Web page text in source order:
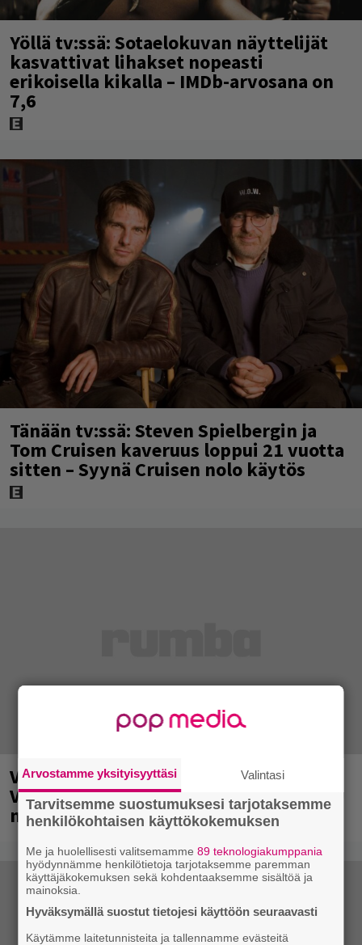
Yöllä tv:ssä: Sotaelokuvan näyttelijät
kasvattivat lihakset nopeasti
erikoisella kikalla – IMDb-arvosana on
7,6
Tänään tv:ssä: Steven Spielbergin ja
Tom Cruisen kaveruus loppui 21 vuotta
sitten – Syynä Cruisen nolo käytös
Valtava Yle 100 vuotta -tapahtuma
Veikkaus Arenalla syyskuussa – muista
myös metalliklassikot-konsertti
Arvostamme yksityisyyttäsi Valintasi
Tarvitsemme suostumuksesi tarjotaksemme
henkilökohtaisen käyttökokemuksen
Me ja huolellisesti valitsemamme89 teknologiakumppania
hyödynnämme henkilötietoja tarjotaksemme paremman
käyttäjäkokemuksen sekä kohdentaaksemme sisältöä ja
mainoksia.
Hyväksymällä suostut tietojesi käyttöön seuraavasti
Käytämme laitetunnisteita ja tallennamme evästeitä